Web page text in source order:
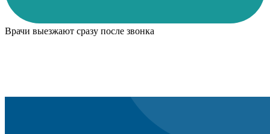
Врачи выезжают сразу после звонка